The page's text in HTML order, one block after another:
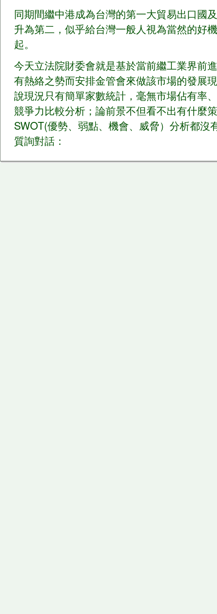
同期間繼中港成為台灣的第一大貿易出口國
升為第二，似乎給台灣一般人視為當然的好
起。
今天立法院財委會就是基於當前繼工業界前
有熱絡之勢而安排金管會來做該市場的發展
說現況只有簡單家數統計，毫無市場佔有率
競爭力比較分析；論前景不但看不出有什麼
SWOT(優勢、弱點、機會、威脅）分析都沒
質詢對話：